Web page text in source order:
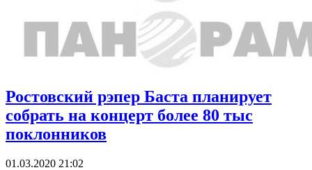
Ростовский рэпер Баста планирует
собрать на концерт более 80 тыс
поклонников
01.03.2020 21:02